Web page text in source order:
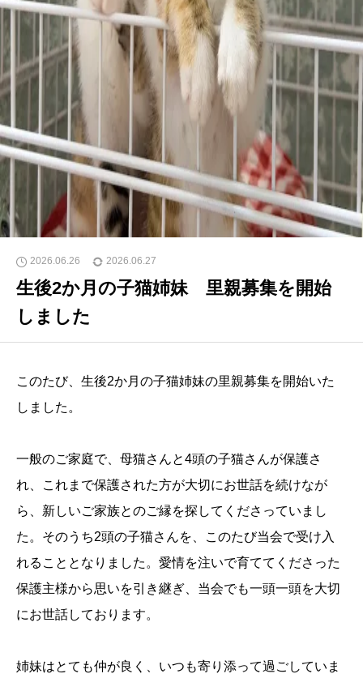
2026.06.26 2026.06.27
生後2か月の子猫姉妹 里親募集を開始
しました
このたび、生後2か月の子猫姉妹の里親募集を開始いた
しました。
一般のご家庭で、母猫さんと4頭の子猫さんが保護さ
れ、これまで保護された方が大切にお世話を続けなが
ら、新しいご家族とのご縁を探してくださっていまし
た。そのうち2頭の子猫さんを、このたび当会で受け入
れることとなりました。愛情を注いで育ててくださった
保護主様から思いを引き継ぎ、当会でも一頭一頭を大切
にお世話しております。
姉妹はとても仲が良く、いつも寄り添って過ごしていま